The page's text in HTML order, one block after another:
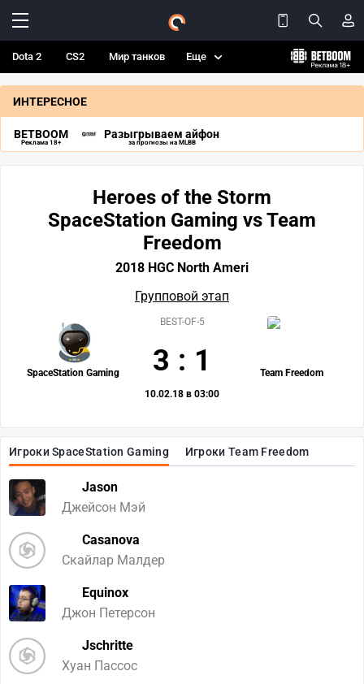
Dota 2 CS2 Мир танков Еще
ИНТЕРЕСНОЕ
BETBOOM
Реклама 18+
Разыгрываем айфон
за прогнозы на MLBB
Игроки SpaceStation Gaming Игроки Team Freedom
Jason
Джейсон Мэй
Casanova
Скайлар Малдер
Equinox
Джон Петерсон
Jschritte
Хуан Пассос
Heroes of the Storm
SpaceStation Gaming vs Team
Freedom
2018 HGC North Ameri
Групповой этап
SpaceStation Gaming Team Freedom
BEST-OF-5
3 : 1
10.02.18 в 03:00